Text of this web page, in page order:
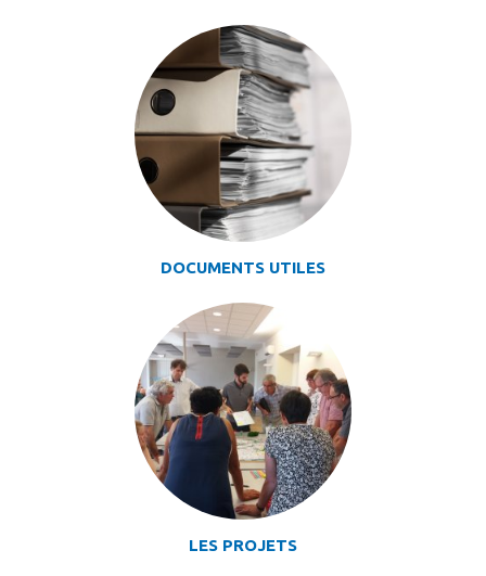
DOCUMENTS UTILES
LES PROJETS